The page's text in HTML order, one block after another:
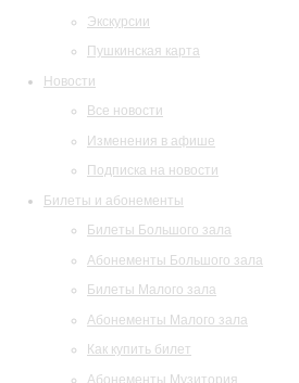
Экскурсии
Пушкинская карта
Новости
Все новости
Изменения в афише
Подписка на новости
Билеты и абонементы
Билеты Большого зала
Абонементы Большого зала
Билеты Малого зала
Абонементы Малого зала
Как купить билет
Абонементы Музитория